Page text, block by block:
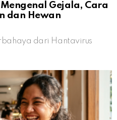
Gejala, Cara
dan Hewan
dari Hantavirus